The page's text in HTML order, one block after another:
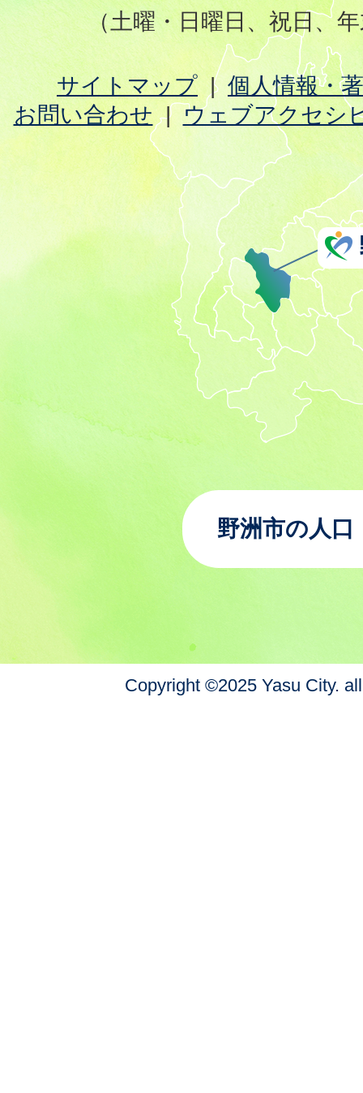
（土曜・日曜日、祝日、
サイトマップ
個人情報・
お問い合わせ
ウェブアクセシ
野洲市の人口
Copyright ©2025 Yasu City.